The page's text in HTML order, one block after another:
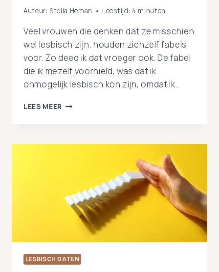
Auteur: Stella Heman Leestijd: 4 minuten
Veel vrouwen die denken dat ze misschien
wel lesbisch zijn, houden zichzelf fabels
voor. Zo deed ik dat vroeger ook. De fabel
die ik mezelf voorhield, was dat ik
onmogelijk lesbisch kon zijn, omdat ik…
LEES MEER KAN
ALS
MET
EEN
MAN?
LESBISCH DATEN